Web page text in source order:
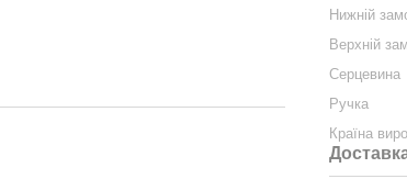
Нижній
Верхній
Серцевина
Ручка
Країна